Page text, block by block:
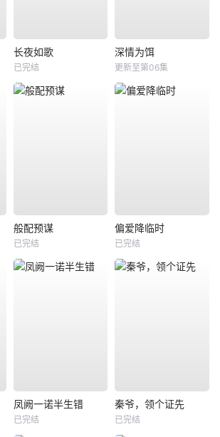
长夜如歌
已完结
深情为饵
更新至第06集
般配预谋
已完结
偏爱降临时
已完结
凤阙一诺半生错
已完结
秦爷，领个证先
已完结